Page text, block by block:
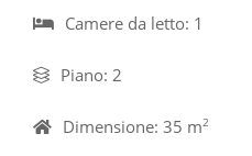
Camere da letto: 1
Piano: 2
Dimensione: 35 m2